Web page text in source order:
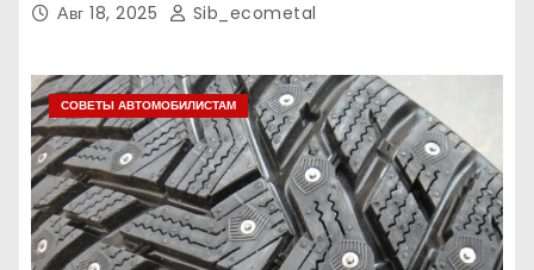
Авг 18, 2025 Sib_ecometal
СОВЕТЫ АВТОМОБИЛИСТАМ